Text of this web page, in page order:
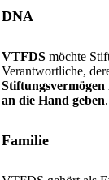
DNA
VTFDS möchte
Verantwortliche,
an die Hand geben.
Familie